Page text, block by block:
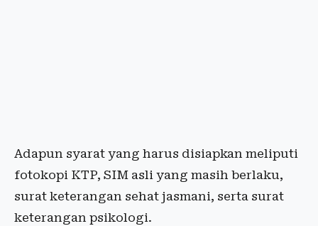
Adapun syarat yang harus disiapkan meliputi
fotokopi KTP, SIM asli yang masih berlaku,
surat keterangan sehat jasmani, serta surat
keterangan psikologi.